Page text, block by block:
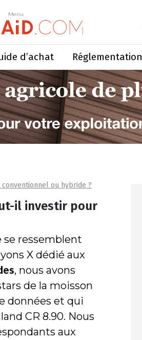
Menu
d’achat Réglementation
ou hybride ?
il investir pour
se ressemblent
X dédié aux
, nous avons
de la moisson
données et qui
CR 8.90. Nous
aux